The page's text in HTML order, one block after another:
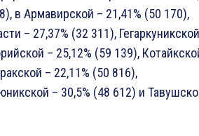
в Армавирской – 21,41% (50 170),
– 27,37% (32 311),
– 25,12% (59 139),
– 22,11% (50 816),
– 30,5% (48 612) и